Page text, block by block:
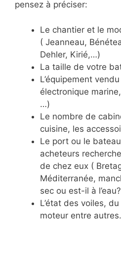
pensez à préciser:
Le chantier et le
( Jeanneau,
Dehler, Kirié,…)
La taille de votre
L’équipement
électronique
…)
Le nombre de
cuisine, les
Le port ou le
acheteurs
de chez eux (
Méditerranée,
sec ou est-il à l’eau?
L’état des voiles,
moteur entre autres.